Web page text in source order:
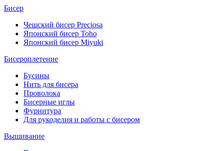
Бисер
Чешский бисер Preciosa
Японский бисер Toho
Японский бисер Miyuki
Бисероплетение
Бусины
Нить для бисера
Проволока
Бисерные иглы
Фурнитура
Для рукоделия и работы с бисером
Вышивание